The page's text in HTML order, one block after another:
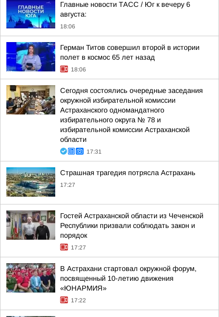
Главные новости ТАСС / Юг к вечеру 6
августа:
18:06
Герман Титов совершил второй в истории
полет в космос 65 лет назад
18:06
Сегодня состоялись очередные заседания
окружной избирательной комиссии
Астраханского одномандатного
избирательного округа № 78 и
избирательной комиссии Астраханской
области
17:31
Страшная трагедия потрясла Астрахань
17:27
Гостей Астраханской области из Чеченской
Республики призвали соблюдать закон и
порядок
17:27
В Астрахани стартовал окружной форум,
посвященный 10-летию движения
«ЮНАРМИЯ»
17:22